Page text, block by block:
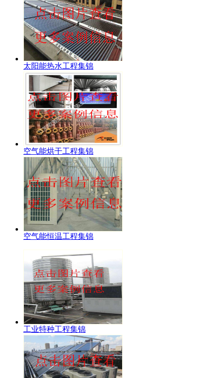
太阳能热水工程集锦
空气能烘干工程集锦
空气能恒温工程集锦
工业特种工程集锦